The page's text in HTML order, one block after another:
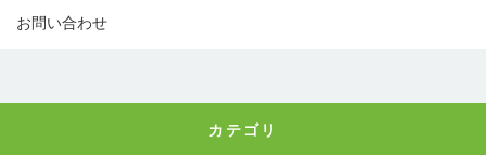
お問い合わせ
カテゴリ